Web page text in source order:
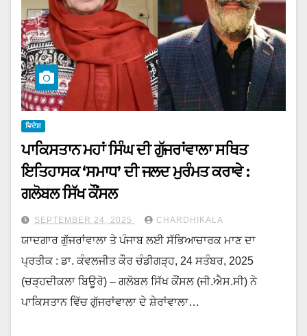
ਵਿਦੇਸ਼
ਪਾਕਿਸਤਾਨ ਮਹਾਂ ਸਿੰਘ ਦੀ ਗੁੱਜਰਾਂਵਾਲਾ ਸਥਿਤ
ਇਤਿਹਾਸਕ ‘ਸਮਾਧ’ ਦੀ ਜਲਦ ਮੁਰੰਮਤ ਕਰਾਵੇ :
ਗਲੋਬਲ ਸਿੱਖ ਕੌਂਸਲ
SEPTEMBER 24, 2025 CHARDHIKALA
ਯਾਦਗਾਰ ਗੁੱਜਰਾਂਵਾਲਾ ਤੇ ਪੰਜਾਬ ਲਈ ਸੱਭਿਆਚਾਰਕ ਮਾਣ ਦਾ
ਪ੍ਰਤੀਕ : ਡਾ. ਕੰਵਲਜੀਤ ਕੌਰ ਚੰਡੀਗੜ੍ਹ, 24 ਸਤੰਬਰ, 2025
(ਚੜ੍ਹਦੀਕਲਾ ਬਿਊਰੋ) – ਗਲੋਬਲ ਸਿੱਖ ਕੌਂਸਲ (ਜੀ.ਐਸ.ਸੀ) ਨੇ
ਪਾਕਿਸਤਾਨ ਵਿੱਚ ਗੁੱਜਰਾਂਵਾਲਾ ਦੇ ਸ਼ੇਰਾਂਵਾਲਾ…